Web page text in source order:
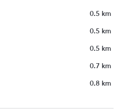
0.5 km
0.5 km
0.5 km
0.7 km
0.8 km